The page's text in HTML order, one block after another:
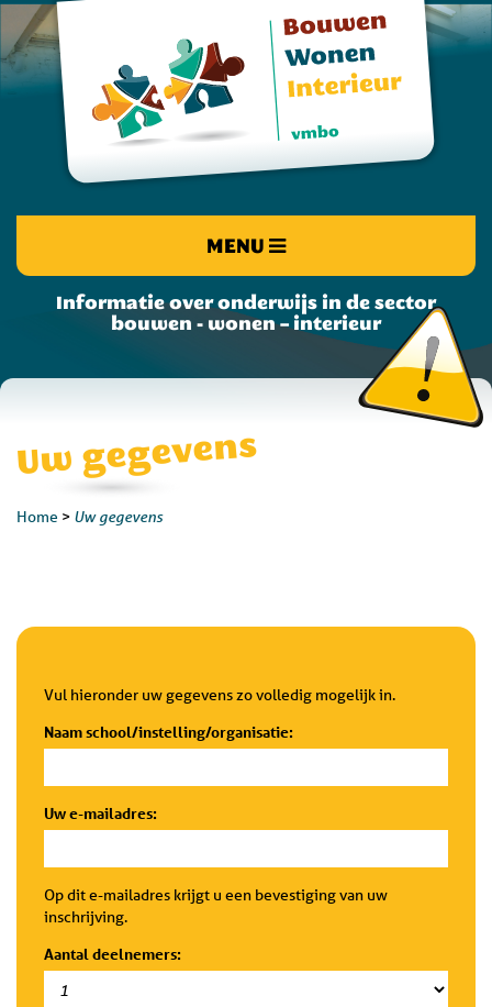
MENU
Informatie over onderwijs in de sector
bouwen - wonen – interieur
Uw gegevens
Home > Uw gegevens
Vul hieronder uw gegevens zo volledig mogelijk in.
Naam school/instelling/organisatie:
Uw e-mailadres:
Op dit e-mailadres krijgt u een bevestiging van uw
inschrijving.
Aantal deelnemers: